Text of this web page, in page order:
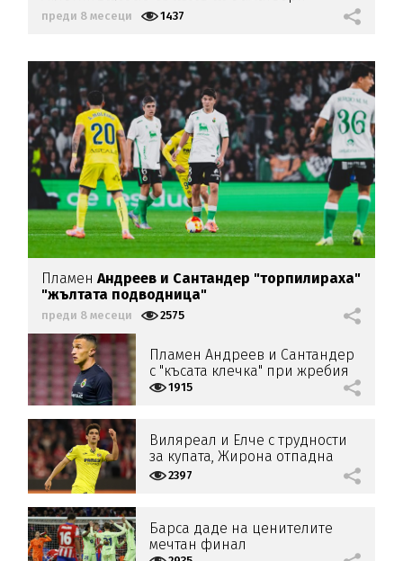
преди 8 месеци 1437
ПламенАндреев и Сантандер "торпилираха"
"жълтата подводница"
преди 8 месеци 2575
Пламен Андреев и Сантандер
с "късата клечка" при жребия
за купата
1915
Виляреал и Елче с трудности
за купата, Жирона отпадна
2397
Барса даде на ценителите
мечтан финал